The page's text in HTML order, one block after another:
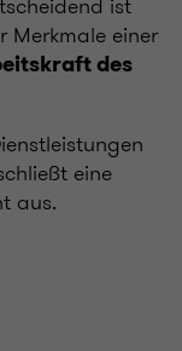
Merkmale einer
des
eine
aus.